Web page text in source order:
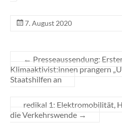
7. August 2020
← Presseaussendung:
Klimaaktivist:innen prangern
Staatshilfen an
redikal 1: Elektromobilität,
die Verkehrswende →